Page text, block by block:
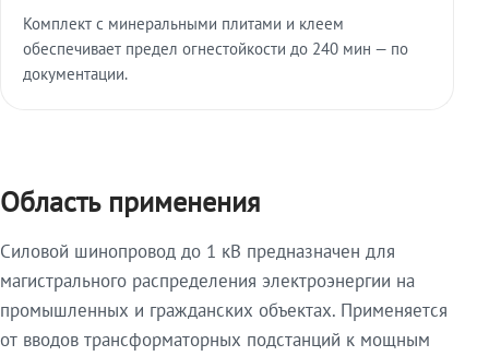
Комплект с минеральными плитами и клеем
обеспечивает предел огнестойкости до 240 мин — по
документации.
Область применения
Силовой шинопровод до 1 кВ предназначен для
магистрального распределения электроэнергии на
промышленных и гражданских объектах. Применяется
от вводов трансформаторных подстанций к мощным